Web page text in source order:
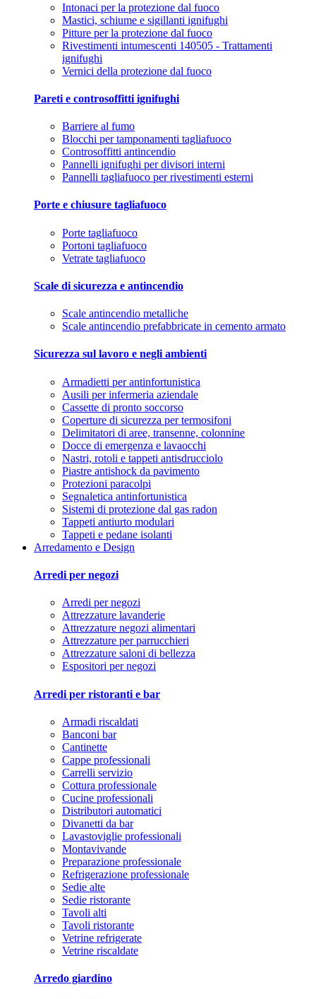
Intonaci per la protezione dal fuoco
Mastici, schiume e sigillanti ignifughi
Pitture per la protezione dal fuoco
Rivestimenti intumescenti 140505 - Trattamenti
ignifughi
Vernici della protezione dal fuoco
Pareti e controsoffitti ignifughi
Barriere al fumo
Blocchi per tamponamenti tagliafuoco
Controsoffitti antincendio
Pannelli ignifughi per divisori interni
Pannelli tagliafuoco per rivestimenti esterni
Porte e chiusure tagliafuoco
Porte tagliafuoco
Portoni tagliafuoco
Vetrate tagliafuoco
Scale di sicurezza e antincendio
Scale antincendio metalliche
Scale antincendio prefabbricate in cemento armato
Sicurezza sul lavoro e negli ambienti
Armadietti per antinfortunistica
Ausili per infermeria aziendale
Cassette di pronto soccorso
Coperture di sicurezza per termosifoni
Delimitatori di aree, transenne, colonnine
Docce di emergenza e lavaocchi
Nastri, rotoli e tappeti antisdrucciolo
Piastre antishock da pavimento
Protezioni paracolpi
Segnaletica antinfortunistica
Sistemi di protezione dal gas radon
Tappeti antiurto modulari
Tappeti e pedane isolanti
Arredamento e Design
Arredi per negozi
Arredi per negozi
Attrezzature lavanderie
Attrezzature negozi alimentari
Attrezzature per parrucchieri
Attrezzature saloni di bellezza
Espositori per negozi
Arredi per ristoranti e bar
Armadi riscaldati
Banconi bar
Cantinette
Cappe professionali
Carrelli servizio
Cottura professionale
Cucine professionali
Distributori automatici
Divanetti da bar
Lavastoviglie professionali
Montavivande
Preparazione professionale
Refrigerazione professionale
Sedie alte
Sedie ristorante
Tavoli alti
Tavoli ristorante
Vetrine refrigerate
Vetrine riscaldate
Arredo giardino